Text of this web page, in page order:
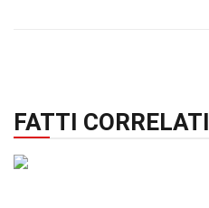
FATTI CORRELATI